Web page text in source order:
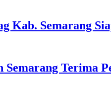
Kab. Semarang
Terima